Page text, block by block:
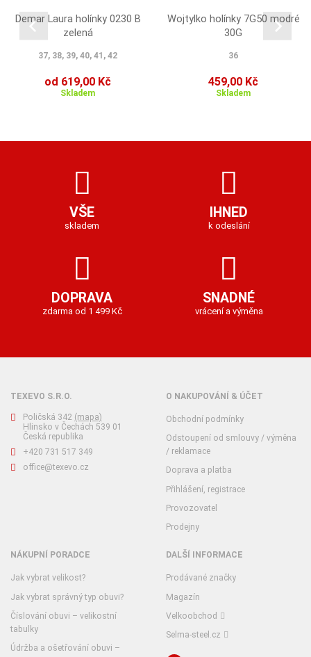
Demar Laura holínky 0230 B
zelená
37, 38, 39, 40, 41, 42
od 619,00 Kč
Skladem
Wojtylko holínky 7G50 modré
30G
36
459,00 Kč
Skladem
VŠE
skladem
IHNED
k odeslání
DOPRAVA
zdarma od 1 499 Kč
SNADNÉ
vrácení a výměna
TEXEVO S.R.O.
Poličská 342 (mapa)
Hlinsko v Čechách 539 01
Česká republika
+420 731 517 349
office@texevo.cz
O NAKUPOVÁNÍ & ÚČET
Obchodní podmínky
Odstoupení od smlouvy / výměna
/ reklamace
Doprava a platba
Přihlášení, registrace
Provozovatel
Prodejny
NÁKUPNÍ PORADCE
Jak vybrat velikost?
Jak vybrat správný typ obuvi?
Číslování obuvi – velikostní
tabulky
Údržba a ošetřování obuvi –
DALŠÍ INFORMACE
Prodávané značky
Magazín
Velkoobchod
Selma-steel.cz